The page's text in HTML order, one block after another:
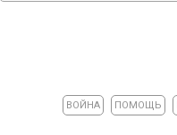
ВОЙНА ПОМОЩЬ